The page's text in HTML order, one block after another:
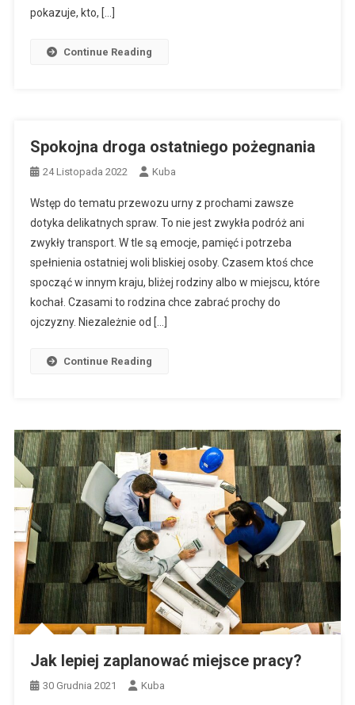
pokazuje, kto, […]
Continue Reading
Spokojna droga ostatniego pożegnania
24 Listopada 2022 Kuba
Wstęp do tematu przewozu urny z prochami zawsze
dotyka delikatnych spraw. To nie jest zwykła podróż ani
zwykły transport. W tle są emocje, pamięć i potrzeba
spełnienia ostatniej woli bliskiej osoby. Czasem ktoś chce
spocząć w innym kraju, bliżej rodziny albo w miejscu, które
kochał. Czasami to rodzina chce zabrać prochy do
ojczyzny. Niezależnie od […]
Continue Reading
Jak lepiej zaplanować miejsce pracy?
30 Grudnia 2021 Kuba